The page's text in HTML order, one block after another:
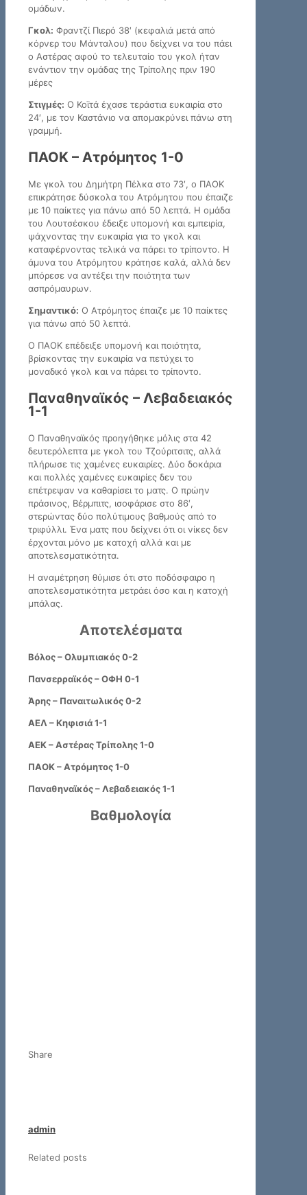
ομάδων.
Γκολ: Φραντζί Πιερό 38′ (κεφαλιά μετά από
κόρνερ του Μάνταλου) που δείχνει να του πάει
ο Αστέρας αφού το τελευταίο του γκολ ήταν
ενάντιον την ομάδας της Τρίπολης πριν 190
μέρες
Στιγμές: Ο Κοϊτά έχασε τεράστια ευκαιρία στο
24′, με τον Καστάνιο να απομακρύνει πάνω στη
γραμμή.
ΠΑΟΚ – Ατρόμητος 1-0
Με γκολ του Δημήτρη Πέλκα στο 73′, ο ΠΑΟΚ
επικράτησε δύσκολα του Ατρόμητου που έπαιζε
με 10 παίκτες για πάνω από 50 λεπτά. Η ομάδα
του Λουτσέσκου έδειξε υπομονή και εμπειρία,
ψάχνοντας την ευκαιρία για το γκολ και
καταφέρνοντας τελικά να πάρει το τρίποντο. Η
άμυνα του Ατρόμητου κράτησε καλά, αλλά δεν
μπόρεσε να αντέξει την ποιότητα των
ασπρόμαυρων.
Σημαντικό: Ο Ατρόμητος έπαιζε με 10 παίκτες
για πάνω από 50 λεπτά.
Ο ΠΑΟΚ επέδειξε υπομονή και ποιότητα,
βρίσκοντας την ευκαιρία να πετύχει το
μοναδικό γκολ και να πάρει το τρίποντο.
Παναθηναϊκός – Λεβαδειακός
1-1
Ο Παναθηναϊκός προηγήθηκε μόλις στα 42
δευτερόλεπτα με γκολ του Τζούριτσιτς, αλλά
πλήρωσε τις χαμένες ευκαιρίες. Δύο δοκάρια
και πολλές χαμένες ευκαιρίες δεν του
επέτρεψαν να καθαρίσει το ματς. Ο πρώην
πράσινος, Βέρμπιτς, ισοφάρισε στο 86′,
στερώντας δύο πολύτιμους βαθμούς από το
τριφύλλι. Ένα ματς που δείχνει ότι οι νίκες δεν
έρχονται μόνο με κατοχή αλλά και με
αποτελεσματικότητα.
Η αναμέτρηση θύμισε ότι στο ποδόσφαιρο η
αποτελεσματικότητα μετράει όσο και η κατοχή
μπάλας.
Αποτελέσματα
Βόλος – Ολυμπιακός 0-2
Πανσερραϊκός – ΟΦΗ 0-1
Άρης – Παναιτωλικός 0-2
ΑΕΛ – Κηφισιά 1-1
ΑΕΚ – Αστέρας Τρίπολης 1-0
ΠΑΟΚ – Ατρόμητος 1-0
Παναθηναϊκός – Λεβαδειακός 1-1
Βαθμολογία
Share
admin
Related posts